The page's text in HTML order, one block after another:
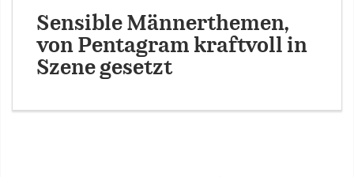
Sensible Männerthemen,
von Pentagram kraftvoll in
Szene gesetzt